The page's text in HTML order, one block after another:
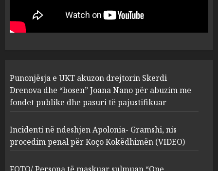
1
“bosen” Joana Nano për
abuzim me fondet publike dhe
pasuri të pajustifikuar
2
Apolonia- Gramshi, nis
procedim penal për Koço
Kokëdhimën (VIDEO)
MARCH 27, 2025
FOTO/ Persona të maskuar
sulmuan “One Albania”,
ngjarja u fsheh. A u vodhën
Punonjësja e UKT akuzon drejtorin Skerdi
Drenova dhe “bosen” Joana Nano për abuzim me
fondet publike dhe pasuri të pajustifikuar
Incidenti në ndeshjen Apolonia- Gramshi, nis
procedim penal për Koço Kokëdhimën (VIDEO)
FOTO/ Persona të maskuar sulmuan “One